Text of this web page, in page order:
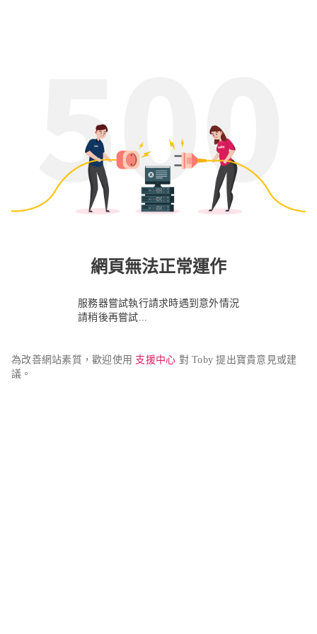
網頁無法正常運作
服務器嘗試執行請求時遇到意外情況
請稍後再嘗試...
為改善網站素質，歡迎使用 支援中心 對 Toby 提出寶貴意見或建
議。